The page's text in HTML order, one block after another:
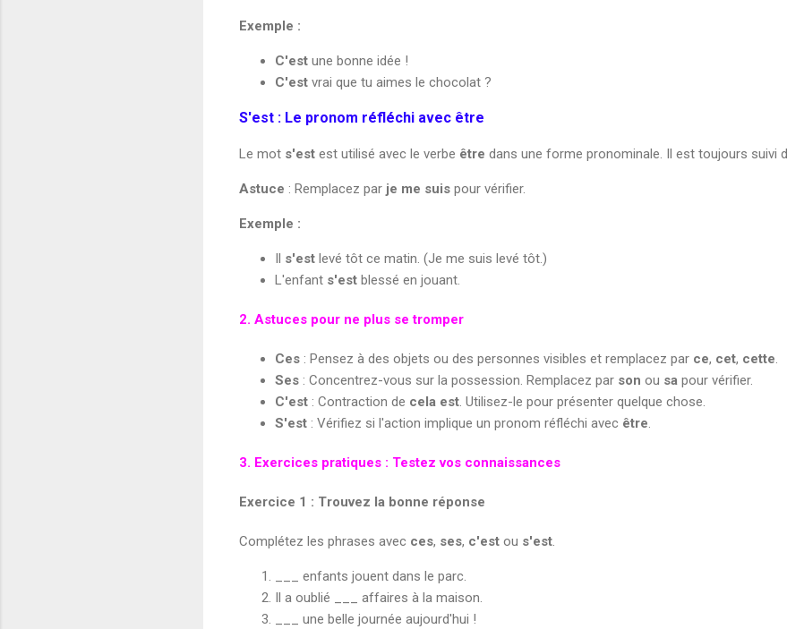
Exemple :
C'est une bonne idée !
C'est vrai que tu aimes le chocolat ?
S'est : Le pronom réfléchi avec être
Le mot s'est est utilisé avec le verbe être dans une forme pronominale. Il est toujours suivi
Astuce : Remplacez par je me suis pour vérifier.
Exemple :
Il s'est levé tôt ce matin. (Je me suis levé tôt.)
L'enfant s'est blessé en jouant.
2. Astuces pour ne plus se tromper
Ces : Pensez à des objets ou des personnes visibles et remplacez par ce, cet, cette.
Ses : Concentrez-vous sur la possession. Remplacez par son ou sa pour vérifier.
C'est : Contraction de cela est. Utilisez-le pour présenter quelque chose.
S'est : Vérifiez si l'action implique un pronom réfléchi avec être.
3. Exercices pratiques : Testez vos connaissances
Exercice 1 : Trouvez la bonne réponse
Complétez les phrases avec ces, ses, c'est ou s'est
___ enfants jouent dans le parc.
Il a oublié ___ affaires à la maison.
___ une belle journée aujourd'hui !